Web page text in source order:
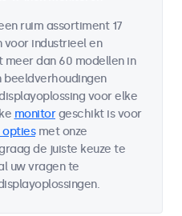
ruim assortiment 17
industrieel en
dan 60 modellen in
voor elke
monitorgeschikt is voor
optiesmet onze
de juiste keuze te
uw vragen te